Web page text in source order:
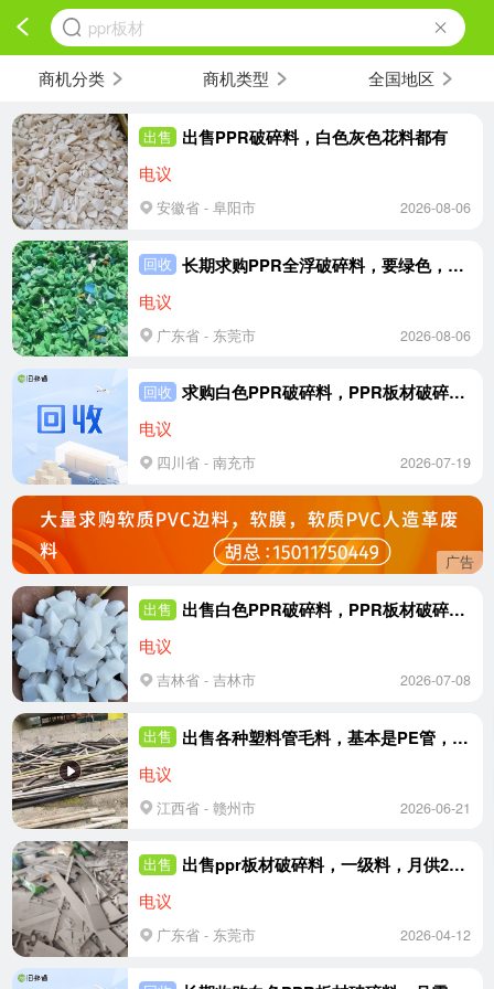
ppr板材
商机分类 商机类型 全国地区
出售 出售PPR破碎料，白色灰色花料都有
电议
安徽省 - 阜阳市 2026-08-06
回收 长期求购PPR全浮破碎料，要绿色，白色，黄色的那种，工厂胶头，废边也可以
电议
广东省 - 东莞市 2026-08-06
回收 求购白色PPR破碎料，PPR板材破碎料，造粒改性用，月需60吨
电议
四川省 - 南充市 2026-07-19
广告
出售 出售白色PPR破碎料，PPR板材破碎料，也有PPR管破碎料，现货十几吨
电议
吉林省 - 吉林市 2026-07-08
出售 出售各种塑料管毛料，基本是PE管，也有PP管PPR管，少量PVC管，PP板材，现货十几吨
电议
江西省 - 赣州市 2026-06-21
出售 出售ppr板材破碎料，一级料，月供20吨
电议
广东省 - 东莞市 2026-04-12